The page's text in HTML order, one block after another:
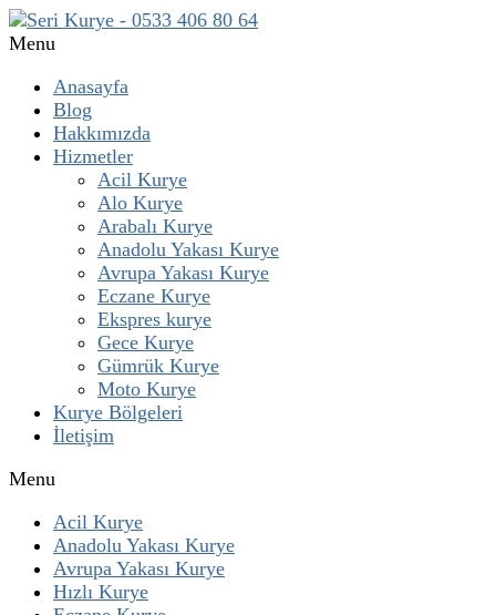
Menu
Anasayfa
Blog
Hakkımızda
Hizmetler
Acil Kurye
Alo Kurye
Arabalı Kurye
Anadolu Yakası Kurye
Avrupa Yakası Kurye
Eczane Kurye
Ekspres kurye
Gece Kurye
Gümrük Kurye
Moto Kurye
Kurye Bölgeleri
İletişim
Menu
Acil Kurye
Anadolu Yakası Kurye
Avrupa Yakası Kurye
Hızlı Kurye